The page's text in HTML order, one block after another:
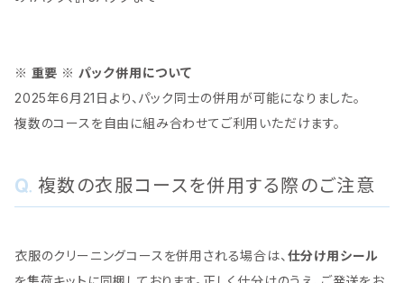
※ 重要 ※ パック併用について
2025年6月21日より、パック同士の併用が可能になりました。
複数のコースを自由に組み合わせてご利用いただけます。
複数の衣服コースを併用する際のご注意
衣服のクリーニングコースを併用される場合は、 仕分け用シール